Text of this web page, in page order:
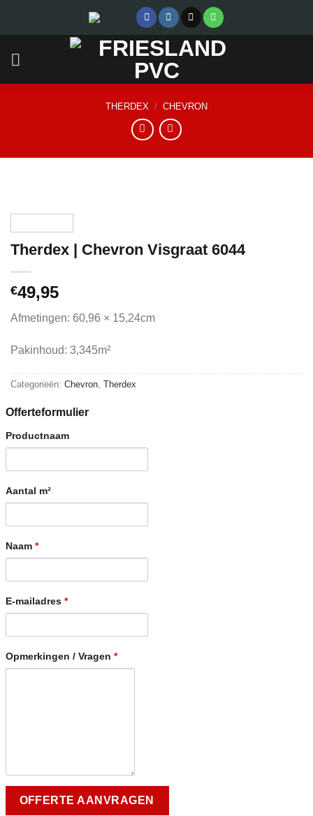
THERDEX / CHEVRON
Therdex | Chevron Visgraat 6044
€49,95
Afmetingen: 60,96 × 15,24cm
Pakinhoud: 3,345m²
Categorieën: Chevron Therdex
Offerteformulier
Productnaam
Aantal m²
Naam *
E-mailadres *
Opmerkingen / Vragen *